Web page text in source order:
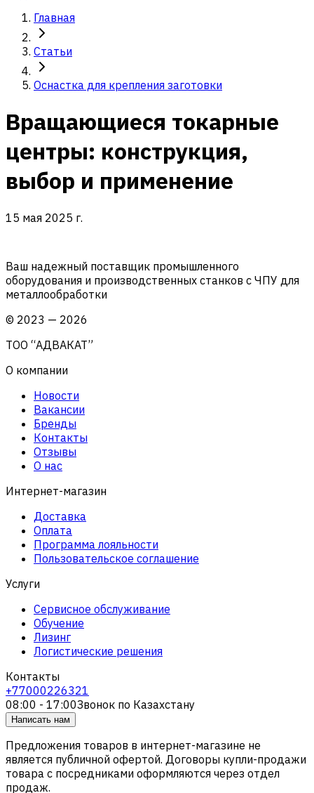
Главная
Статьи
Оснастка для крепления заготовки
Вращающиеся токарные
центры: конструкция,
выбор и применение
15 мая 2025 г.
Ваш надежный поставщик промышленного
оборудования и производственных станков с ЧПУ для
металлообработки
© 2023 — 2026
ТОО “АДВАКАТ”
О компании
Новости
Вакансии
Бренды
Контакты
Отзывы
О нас
Интернет-магазин
Доставка
Оплата
Программа лояльности
Пользовательское соглашение
Услуги
Сервисное обслуживание
Обучение
Лизинг
Логистические решения
Контакты
+77000226321
08:00 - 17:00Звонок по Казахстану
Написать нам
Предложения товаров в интернет-магазине не
является публичной офертой. Договоры купли-продажи
товара с посредниками оформляются через отдел
продаж.